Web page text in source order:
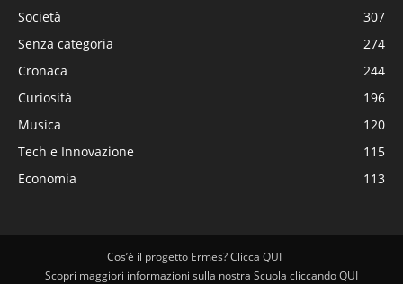
Società
307
Senza categoria
274
Cronaca
244
Curiosità
196
Musica
120
Tech e Innovazione
115
Economia
113
Cos’è il progetto Ermes? Clicca QUI
Scopri maggiori informazioni sulla nostra Scuola cliccando QUI